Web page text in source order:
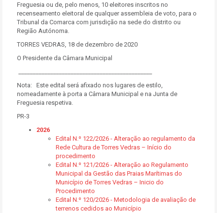
Freguesia ou de, pelo menos, 10 eleitores inscritos no
recenseamento eleitoral de qualquer assembleia de voto, para o
Tribunal da Comarca com jurisdição na sede do distrito ou
Região Autónoma.
TORRES VEDRAS, 18 de dezembro de 2020
O Presidente da Câmara Municipal
Nota: Este edital será afixado nos lugares de estilo,
nomeadamente à porta a Câmara Municipal e na Junta de
Freguesia respetiva.
PR-3
2026
Edital N.º 122/2026 - Alteração ao regulamento da
Rede Cultura de Torres Vedras – Início do
procedimento
Edital N.º 121/2026 - Alteração ao Regulamento
Municipal da Gestão das Praias Marítimas do
Município de Torres Vedras – Inicio do
Procedimento
Edital N.º 120/2026 - Metodologia de avaliação de
terrenos cedidos ao Município